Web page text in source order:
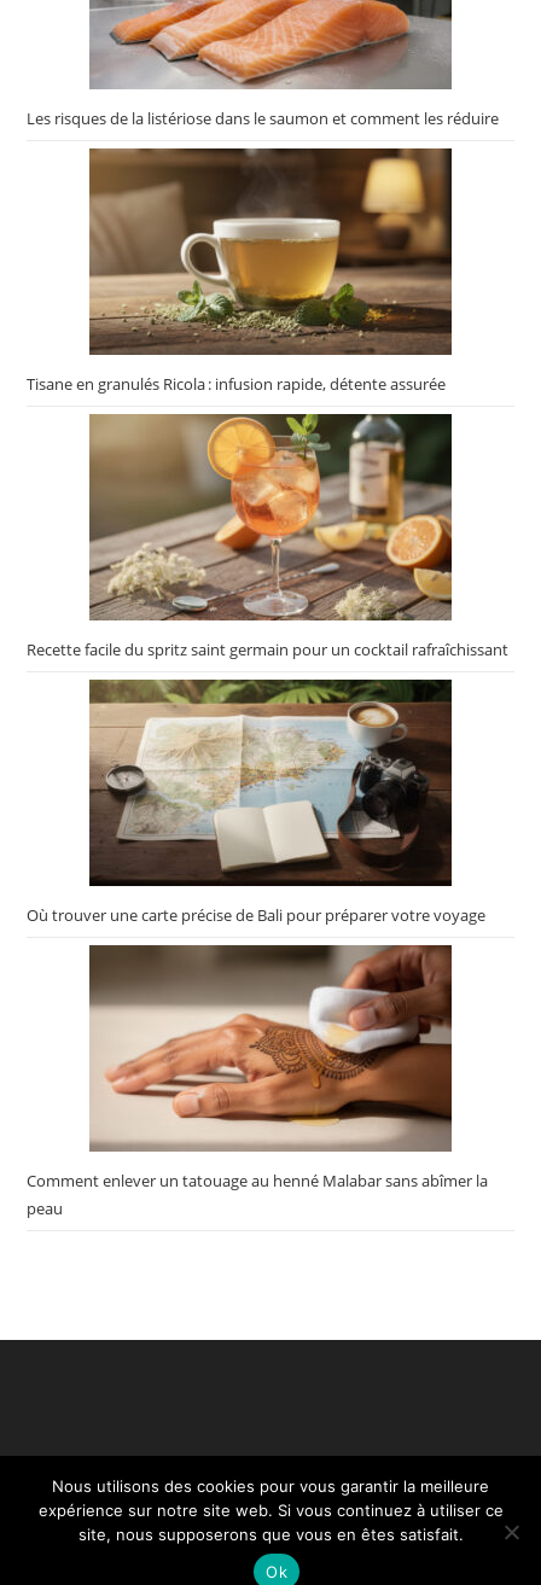
Les risques de la listériose dans le saumon et comment les réduire
Tisane en granulés Ricola : infusion rapide, détente assurée
Recette facile du spritz saint germain pour un cocktail rafraîchissant
Où trouver une carte précise de Bali pour préparer votre voyage
Comment enlever un tatouage au henné Malabar sans abîmer la
peau
🔥 TOP VENTE
NONE Tablier plante enfants tablier cuisine
Nous utilisons des cookies pour vous garantir la meilleure
expérience sur notre site web. Si vous continuez à utiliser ce
site, nous supposerons que vous en êtes satisfait.
Ok